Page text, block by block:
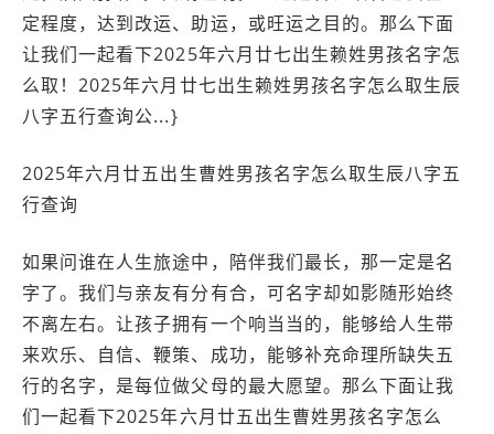
定程度，达到改运、助运，或旺运之目的。那么下面
让我们一起看下2025年六月廿七出生赖姓男孩名字怎
么取！2025年六月廿七出生赖姓男孩名字怎么取生辰
八字五行查询公...}
2025年六月廿五出生曹姓男孩名字怎么取生辰八字五
行查询
如果问谁在人生旅途中，陪伴我们最长，那一定是名
字了。我们与亲友有分有合，可名字却如影随形始终
不离左右。让孩子拥有一个响当当的，能够给人生带
来欢乐、自信、鞭策、成功，能够补充命理所缺失五
行的名字，是每位做父母的最大愿望。那么下面让我
们一起看下2025年六月廿五出生曹姓男孩名字怎么